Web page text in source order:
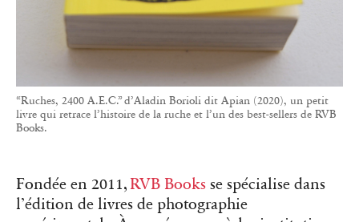
“Ruches, 2400 A.E.C.” d’Aladin Borioli dit Apian (2020), un petit
livre qui retrace l’histoire de la ruche et l’un des best-sellers de RVB
Books.
Fondée en 2011, RVB Books se spécialise dans
l’édition de livres de photographie